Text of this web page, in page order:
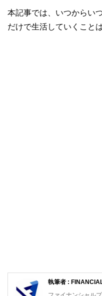
本記事では、いつからい
だけで生活していくこと
執筆者 :